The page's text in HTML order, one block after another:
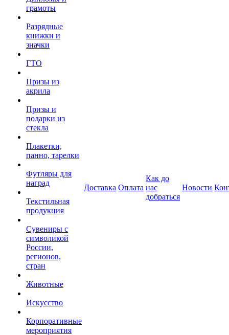
грамоты
Разрядные
книжки и
значки
ГТО
Призы из
акрила
Призы и
подарки из
стекла
Плакетки,
панно, тарелки
Футляры для
наград
Текстильная
продукция
Сувениры с
символикой
России,
регионов,
стран
Животные
Искусство
Корпоративные
мероприятия
Доставка Оплата
Как до
нас
добраться
Новости